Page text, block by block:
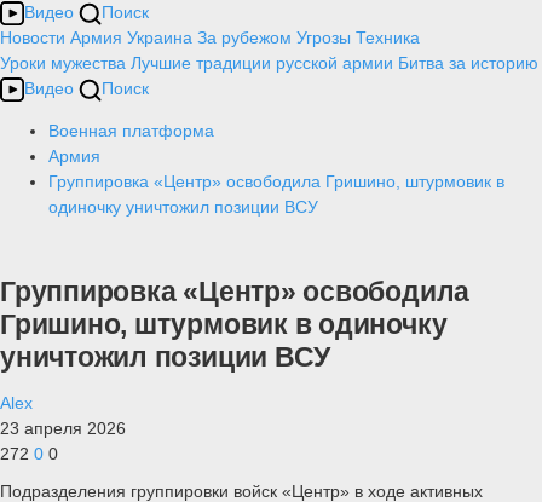
Видео
Поиск
Новости Армия Украина За рубежом Угрозы Техника
Уроки мужества Лучшие традиции русской армии Битва за историю
Видео
Поиск
Военная платформа
Армия
Группировка «Центр» освободила Гришино, штурмовик в
одиночку уничтожил позиции ВСУ
Группировка «Центр» освободила
Гришино, штурмовик в одиночку
уничтожил позиции ВСУ
Alex
23 апреля 2026
272 0 0
Подразделения группировки войск «Центр» в ходе активных